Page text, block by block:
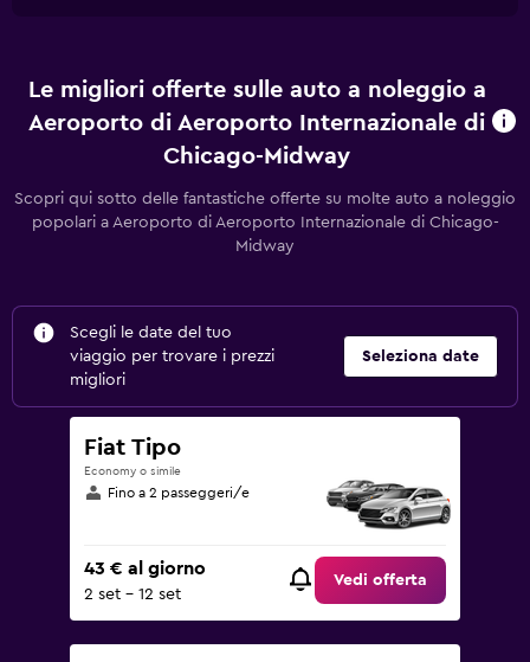
Le migliori offerte sulle auto a noleggio a
Aeroporto di Aeroporto Internazionale di
Chicago-Midway
Scopri qui sotto delle fantastiche offerte su molte auto a noleggio
popolari a Aeroporto di Aeroporto Internazionale di Chicago-
Midway
Scegli le date del tuo
viaggio per trovare i prezzi
migliori
Seleziona date
Fiat Tipo
Economy o simile
Fino a 2 passeggeri/e
43 € al giorno
2 set - 12 set
Vedi offerta